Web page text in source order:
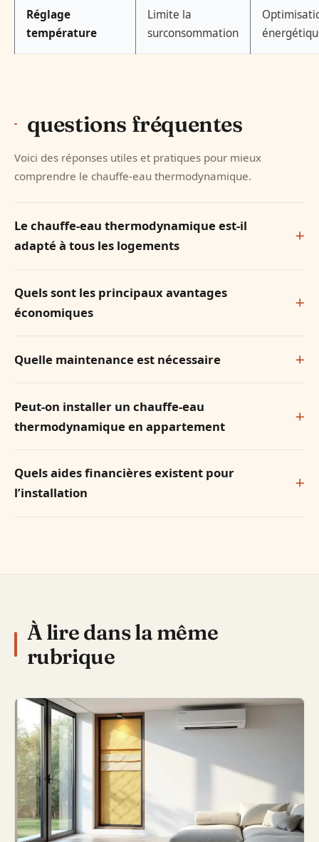
Réglage
température
Limite la
surconsommation
questions fréquentes
Voici des réponses utiles et pratiques pour mieux
comprendre le chauffe-eau thermodynamique.
Le chauffe-eau thermodynamique est-il
adapté à tous les logements
Quels sont les principaux avantages
économiques
Quelle maintenance est nécessaire
Peut-on installer un chauffe-eau
thermodynamique en appartement
Quels aides financières existent pour
l’installation
À lire dans la même
rubrique